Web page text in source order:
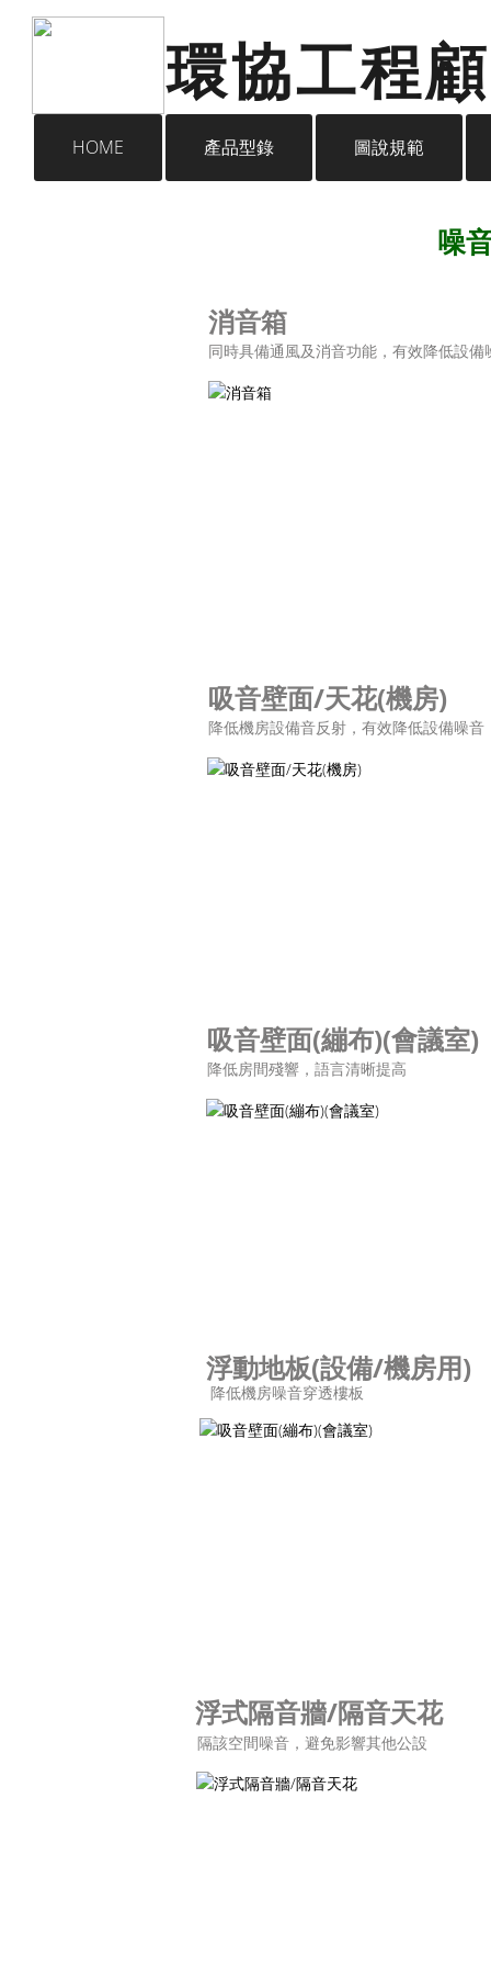
HOME 產品型錄 圖說規範
環 協 工 程
噪
消音箱
降低機房設備音反射，有效降低設備噪音
吸音壁面/天花(機房)
降低機房噪音穿透樓板
浮動地板(設備/機房用)
同時具備通風及消音功能，有效降低設備
降低房間殘響，語言清晰提高
浮式隔音牆/隔音天花
吸音壁面(繃布)(會議室)
隔該空間噪音，避免影響其他公設